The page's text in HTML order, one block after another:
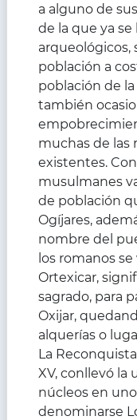
a alguno de
de la que ya
arqueológicos,
población a
población de
también
muchas de las
existentes.
musulmanes
de población
Ogíjares,
nombre del
los romanos
Ortexicar,
sagrado, para
Oxijar,
alquerías o
La
XV, conllevó la
núcleos en
denominarse